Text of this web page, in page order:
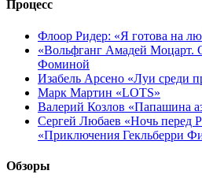
Процесс
Флоор Ридер: «Я готова на
«Вольфганг Амадей Моцарт.
Фоминой
Изабель Арсено «Луи среди
Марк Мартин «LOTS»
Валерий Козлов «Папашина
Сергей Любаев «Ночь перед
«Приключения Гекльберри
Обзоры